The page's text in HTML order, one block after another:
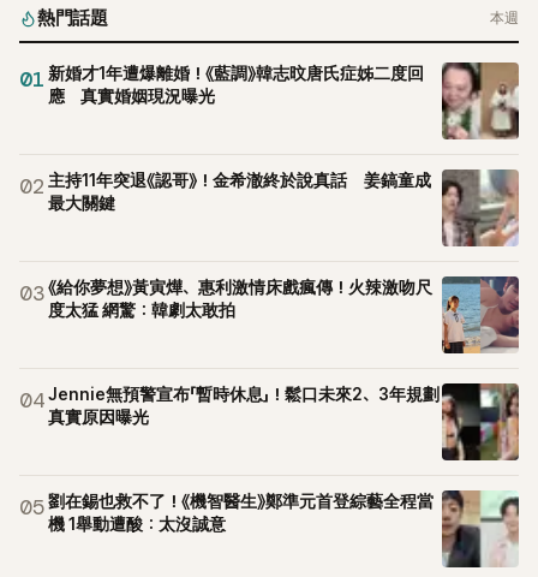
熱門話題 本週
01 新婚才1年遭爆離婚！《藍調》韓志旼唐氏症姊二度回
應 真實婚姻現況曝光
02 主持11年突退《認哥》！金希澈終於說真話 姜鎬童成
最大關鍵
03《給你夢想》黃寅燁、惠利激情床戲瘋傳！火辣激吻尺
度太猛 網驚：韓劇太敢拍
04Jennie無預警宣布「暫時休息」！鬆口未來2、3年規劃
真實原因曝光
05劉在錫也救不了！《機智醫生》鄭準元首登綜藝全程當
機 1舉動遭酸：太沒誠意